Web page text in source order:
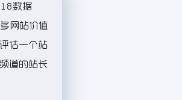
数据
网站价值
估一个站
道的站长